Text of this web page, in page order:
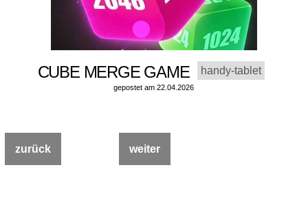
CUBE MERGE GAME handy-tablet
gepostet am 22.04.2026
zurück weiter